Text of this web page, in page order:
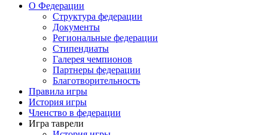
О Федерации
Структура федерации
Документы
Региональные федерации
Стипендиаты
Галерея чемпионов
Партнеры федерации
Благотворительность
Правила игры
История игры
Членство в федерации
Игра таврели